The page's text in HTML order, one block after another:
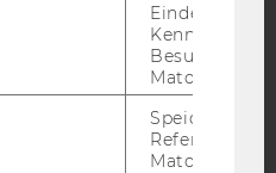
SOCIAL MEDIA
UND STUDIERENDE
Eindeutige
Besuchers
Matomo.
Speicherung
Referrers
Matomo.